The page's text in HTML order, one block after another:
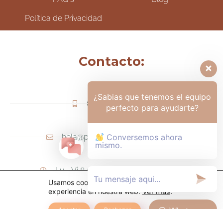
Política de Privacidad
Contacto:
(+57) 317-6006425
hola@psicologamariapaula.com
Lu - Vi 8 am a 6 pm - Sa 8am - 12m
Usamos cookies para ofrecerte la mejor
experiencia en nuestra web. Ver más.
¿Sabias que tenemos el equipo
perfecto para ayudarte?
Conversemos ahora
mismo.